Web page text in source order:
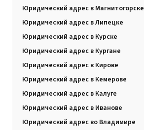
Юридический адрес в Магнитогорске
Юридический адрес в Липецке
Юридический адрес в Курске
Юридический адрес в Кургане
Юридический адрес в Кирове
Юридический адрес в Кемерове
Юридический адрес в Калуге
Юридический адрес в Иванове
Юридический адрес во Владимире